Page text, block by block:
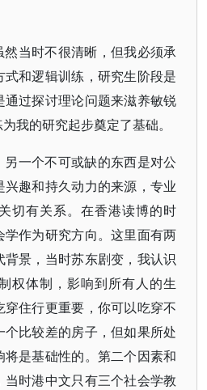
当时不很清晰，但我必须承
和逻辑训练，研究生阶段是
过探讨理论问题来滋养敏锐
我的研究起步奠定了基础。
一个不可或缺的东西是对公
趣和持久动力的来源，专业
切有关系。在香港读博的时
作为研究方向。这里面有两
景，当时苏东剧变，我认识
权体制，影响到所有人的生
住行更重要，你可以吃穿不
比较差的房子，但如果所处
是基础性的。第二个因素和
时港中文只有三个社会学教